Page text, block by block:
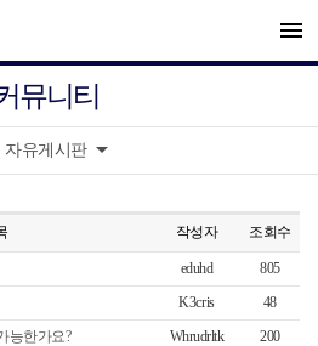
menu
뮤니티
자유게시판arrow_drop_down
작성자 조회수
eduhd
805
K3cris
48
능한가요? Whrudrltk
200